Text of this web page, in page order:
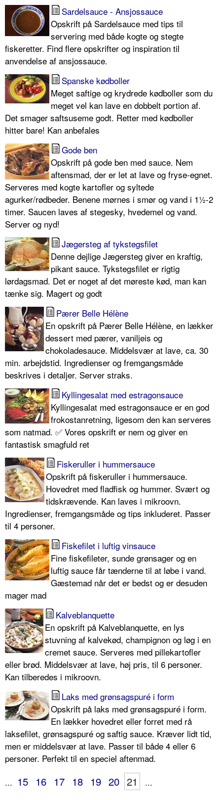
Sardelsauce - Ansjossauce
Opskrift på Sardelsauce med tips til
servering med både kogte og stegte
fiskeretter. Find flere opskrifter og inspiration til
anvendelse af ansjossauce.
Spanske kødboller
Meget saftige og krydrede kødboller som du
meget vel kan lave en dobbelt portion af.
Det smager saftsuseme godt. Retter med kødboller
hitter bare! Kan anbefales
Gode ben
Opskrift på gode ben med sauce. Nem
aftensmad, der er let at lave og fryse-egnet.
Serveres med kogte kartofler og syltede
agurker/rødbeder. Benene mørnes i smør og vand i 1½-2
timer. Saucen laves af stegesky, hvedemel og vand.
Server og nyd!
Jægersteg af tykstegsfilet
Denne dejlige Jægersteg giver en kraftig,
pikant sauce. Tykstegsfilet er rigtig
lørdagsmad. Det er noget af det møreste kød, man kan
tænke sig. Magert og godt
Pærer Belle Hélène
En opskrift på Pærer Belle Hélène, en lækker
dessert med pærer, vaniljeis og
chokoladesauce. Middelsvær at lave, ca. 30
min. arbejdstid. Ingredienser og fremgangsmåde
beskrives i detaljer. Server straks.
Kyllingesalat med estragonsauce
Kyllingesalat med estragonsauce er en god
frokostanretning, ligesom den kan serveres
som natmad. ✅ Vores opskrift er nem og giver en
fantastisk smagfuld ret
Fiskeruller i hummersauce
Opskrift på fiskeruller i hummersauce.
Hovedret med fladfisk og hummer. Svært og
tidskrævende. Kan laves i mikroovn.
Ingredienser, fremgangsmåde og tips inkluderet. Passer
til 4 personer.
Fiskefilet i luftig vinsauce
Fine fiskefileter, sunde grønsager og en
luftig sauce får tænderne til at løbe i vand.
Gæstemad når det er bedst og er desuden
mager mad
Kalveblanquette
En opskrift på Kalveblanquette, en lys
stuvning af kalvekød, champignon og løg i en
cremet sauce. Serveres med pillekartofler
eller brød. Middelsvær at lave, høj pris, til 6 personer.
Kan tilberedes i mikroovn.
Laks med grønsagspuré i form
Opskrift på laks med grønsagspuré i form.
En lækker hovedret eller forret med rå
laksefilet, grønsagspuré og saftig sauce. Kræver lidt tid,
men er middelsvær at lave. Passer til både 4 eller 6
personer. Perfekt til en speciel aftenmad.
... 15 16 17 18 19 20 21 ...